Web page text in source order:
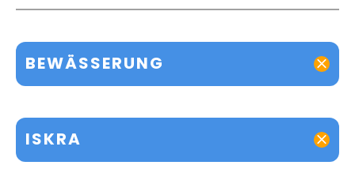
BEWÄSSERUNG
ISKRA